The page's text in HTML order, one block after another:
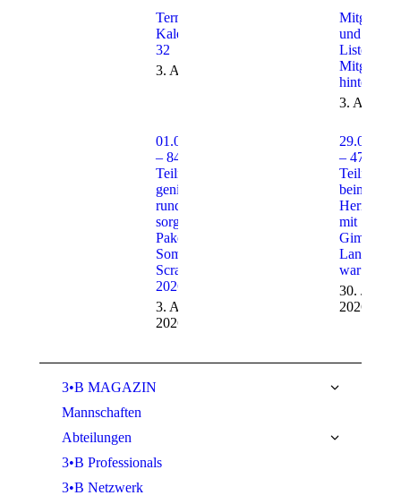
Termine der
Kalenderwoche
32
3. August 2026
und
Liste im
hinterlegt!
3. August
01.08.2026
– 84
Teilnehmer
genießen
rundum
sorglos
Paket beim
Sommer-
Scramble
2026
3. August
2026
– 47
beim
Herrengolf
mit
Gimborner
Land – es
war heiß!
30. Juli
2026
3•B MAGAZIN
Mannschaften
Abteilungen
3•B Professionals
3•B Netzwerk